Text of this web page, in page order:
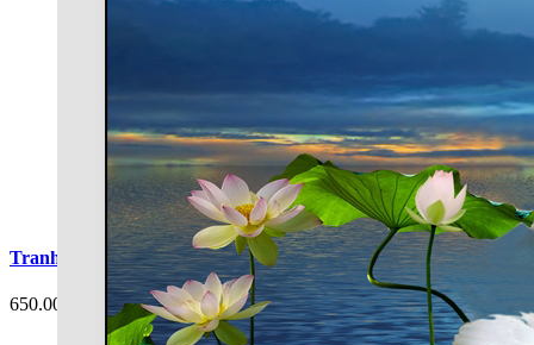
Tranh Cá Chép Hoa Sen Phòng Ngủ G4
650.000 đ